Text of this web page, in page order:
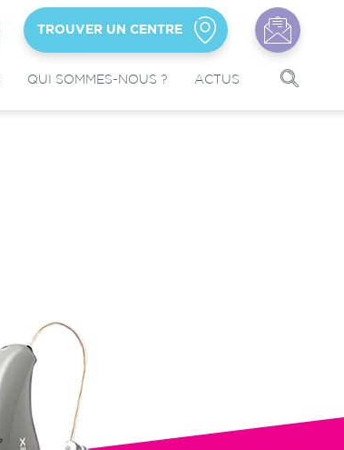
QUI SOMMES-NOUS ? ACTUS
TROUVER UN CENTRE